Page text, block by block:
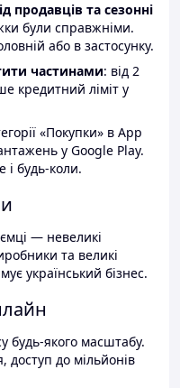
продавців та сезонні
були справжніми.
або в застосунку.
частинами: від 2
кредитний ліміт у
«Покупки» в App
у Google Play.
і будь-коли.
— невеликі
та великі
український бізнес.
будь-якого масштабу.
доступ до мільйонів